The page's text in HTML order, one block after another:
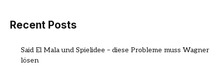
Recent Posts
Said El Mala und Spielidee – diese Probleme muss Wagner
lösen